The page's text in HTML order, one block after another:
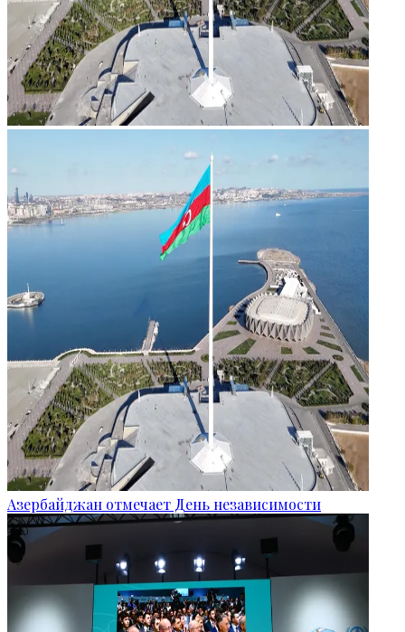
Азербайджан отмечает День независимости